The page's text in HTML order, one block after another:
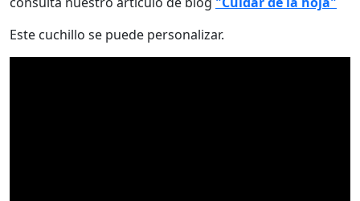
Este cuchillo se puede personalizar.